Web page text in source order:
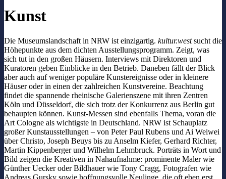
Kunst
Die Museumslandschaft in NRW ist einzigartig. kultur.westsucht die
Höhepunkte aus dem dichten Ausstellungsprogramm. Zeigt, was
sich tut in den großen Häusern. Interviews mit Direktoren und
Kuratoren geben Einblicke in den Betrieb. Daneben fällt der Blick
aber auch auf weniger populäre Kunstereignisse oder in kleinere
Häuser oder in einen der zahlreichen Kunstvereine. Beachtung
findet die spannende rheinische Galerienszene mit ihren Zentren
Köln und Düsseldorf, die sich trotz der Konkurrenz aus Berlin gut
behaupten können. Kunst-Messen sind ebenfalls Thema, voran die
Art Cologne als wichtigste in Deutschland. NRW ist Schauplatz
großer Kunstausstellungen – von Peter Paul Rubens und Ai Weiwei
über Christo, Joseph Beuys bis zu Anselm Kiefer, Gerhard Richter,
Martin Kippenberger und Wilhelm Lehmbruck. Porträts in Wort und
Bild zeigen die Kreativen in Nahaufnahme: prominente Maler wie
Günther Uecker oder Bildhauer wie Tony Cragg, Fotografen wie
Andreas Gursky sowie hoffnungsvolle Neulinge, die oft eben erst